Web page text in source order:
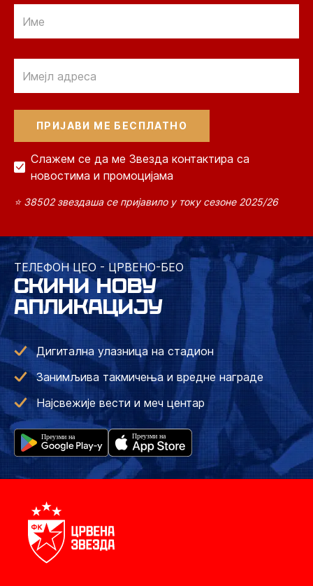
Слажем се да ме Звезда контактира са
новостима и промоцијама
⭐ 38502 звездаша се пријавило у току сезоне 2025/26
ТЕЛЕФОН ЦЕО - ЦРВЕНО-БЕО
СКИНИ НОВУ
АПЛИКАЦИЈУ
Дигитална улазница на стадион
Занимљива такмичења и вредне награде
Најсвежије вести и меч центар